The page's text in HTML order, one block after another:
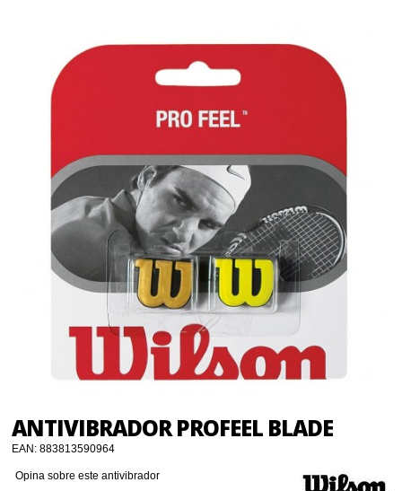
ANTIVIBRADOR PROFEEL BLADE
EAN:883813590964
Opina sobre este antivibrador